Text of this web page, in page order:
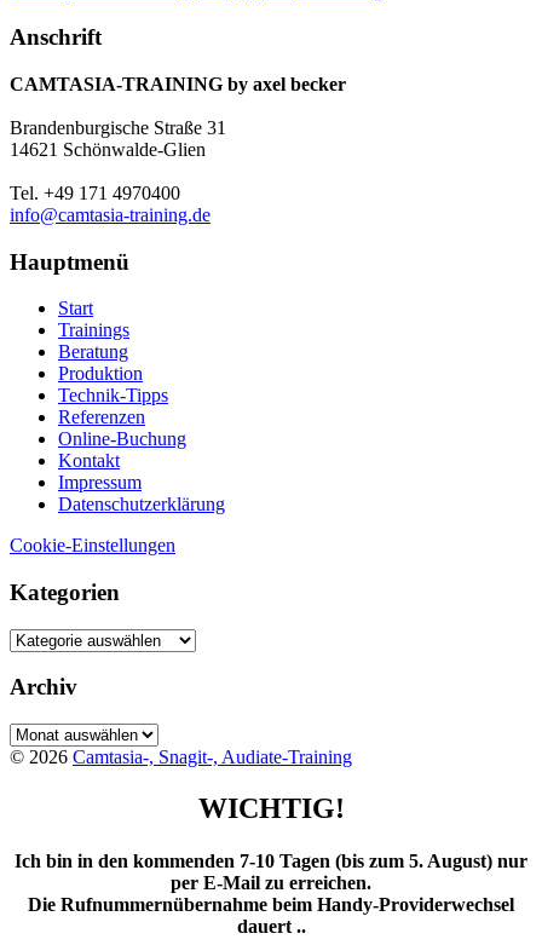
Anschrift
CAMTASIA-TRAINING by axel becker
Brandenburgische Straße 31
14621 Schönwalde-Glien
Tel. +49 171 4970400
info@camtasia-training.de
Hauptmenü
Start
Trainings
Beratung
Produktion
Technik-Tipps
Referenzen
Online-Buchung
Kontakt
Impressum
Datenschutzerklärung
Cookie-Einstellungen
Kategorien
Kategorien
Archiv
Archiv
© 2026 Camtasia-, Snagit-, Audiate-Training
WICHTIG!
Ich bin in den kommenden 7-10 Tagen (bis zum 5. August) nur
per E-Mail zu erreichen.
Die Rufnummernübernahme beim Handy-Providerwechsel
dauert ..